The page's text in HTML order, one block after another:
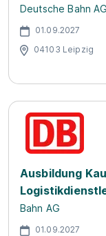
Deutsche Bahn AG
01.09.2027
04103 Leipzig
Ausbildung
Bahn AG
01.09.2027